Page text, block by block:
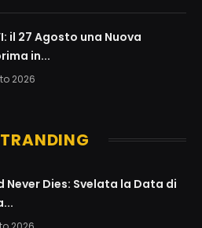
il 27 Agosto una Nuova
in...
2026
TRANDING
Never Dies: Svelata la Data di